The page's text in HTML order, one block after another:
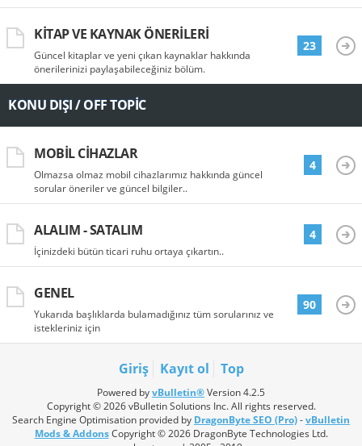
KITAP VE KAYNAK ÖNERILERI
Güncel kitaplar ve yeni çıkan kaynaklar hakkında
önerilerinizi paylaşabileceğiniz bölüm.
23
KONU DIŞI / OFF TOPIC
MOBIL CIHAZLAR
Olmazsa olmaz mobil cihazlarımız hakkında güncel
sorular öneriler ve güncel bilgiler..
4
ALALIM - SATALIM
İçinizdeki bütün ticari ruhu ortaya çıkartın..
4
GENEL
Yukarıda başlıklarda bulamadığınız tüm sorularınız ve
istekleriniz için
90
Giriş Kayıt ol Top
Powered byvBulletin®Version 4.2.5
Copyright © 2026 vBulletin Solutions Inc. All rights reserved.
Search Engine Optimisation provided by DragonByte SEO (Pro)-vBulletin
Mods & AddonsCopyright © 2026 DragonByte Technologies Ltd.